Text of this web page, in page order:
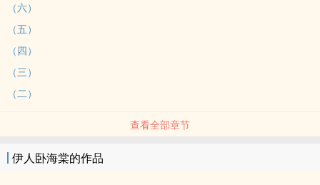
（六）
（五）
（四）
（三）
（二）
查看全部章节
伊人卧海棠的作品